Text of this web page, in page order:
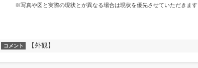
※写真や図と実際の現状とが異なる場合は現状を優先させていただきます
コメント 【外観】